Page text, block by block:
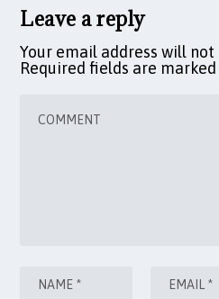
Leave a reply
Your email address will
Required fields are marked